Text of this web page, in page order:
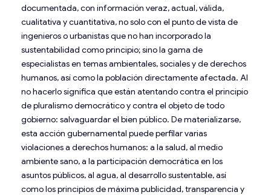
documentada, con información veraz, actual, válida,
cualitativa y cuantitativa, no solo con el punto de vista de
ingenieros o urbanistas que no han incorporado la
sustentabilidad como principio; sino la gama de
especialistas en temas ambientales, sociales y de derechos
humanos, así como la población directamente afectada. Al
no hacerlo significa que están atentando contra el principio
de pluralismo democrático y contra el objeto de todo
gobierno: salvaguardar el bien público. De materializarse,
esta acción gubernamental puede perfilar varias
violaciones a derechos humanos: a la salud, al medio
ambiente sano, a la participación democrática en los
asuntos públicos, al agua, al desarrollo sustentable, así
como los principios de máxima publicidad, transparencia y